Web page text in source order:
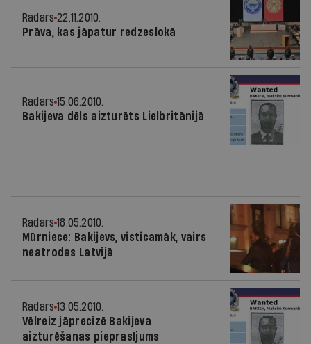
Radars 22.11.2010.
Prāva, kas jāpatur redzeslokā
Radars 15.06.2010.
Bakijeva dēls aizturēts Lielbritānijā
Radars 18.05.2010.
Mūrniece: Bakijevs, visticamāk, vairs
neatrodas Latvijā
Radars 13.05.2010.
Vēlreiz jāprecizē Bakijeva
aizturēšanas pieprasījums